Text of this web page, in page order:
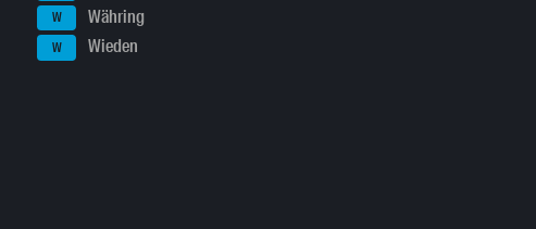
W Währing
W Wieden